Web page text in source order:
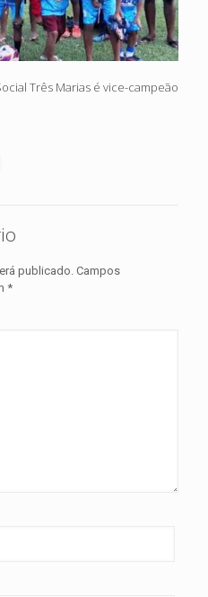
Três Marias é vice-campeão
publicado. Campos
*